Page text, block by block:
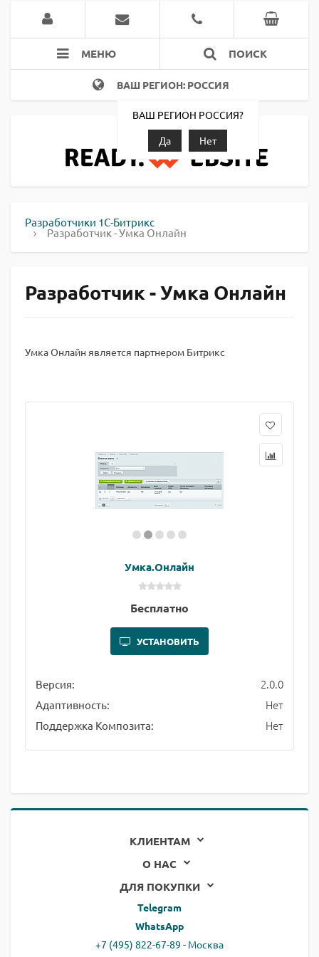
МЕНЮ ПОИСК
ВАШ РЕГИОН: РОССИЯ
ВАШ РЕГИОН РОССИЯ?
Да
Нет
Разработчики 1С-Битрикс
Разработчик - Умка Онлайн
Разработчик - Умка Онлайн
Умка Онлайн является партнером Битрикс
Умка.Онлайн
Бесплатно
УСТАНОВИТЬ
Версия: 2.0.0
Адаптивность: Нет
Поддержка Композита: Нет
КЛИЕНТАМ
О НАС
ДЛЯ ПОКУПКИ
Telegram
WhatsApp
+7 (495) 822-67-89 - Москва